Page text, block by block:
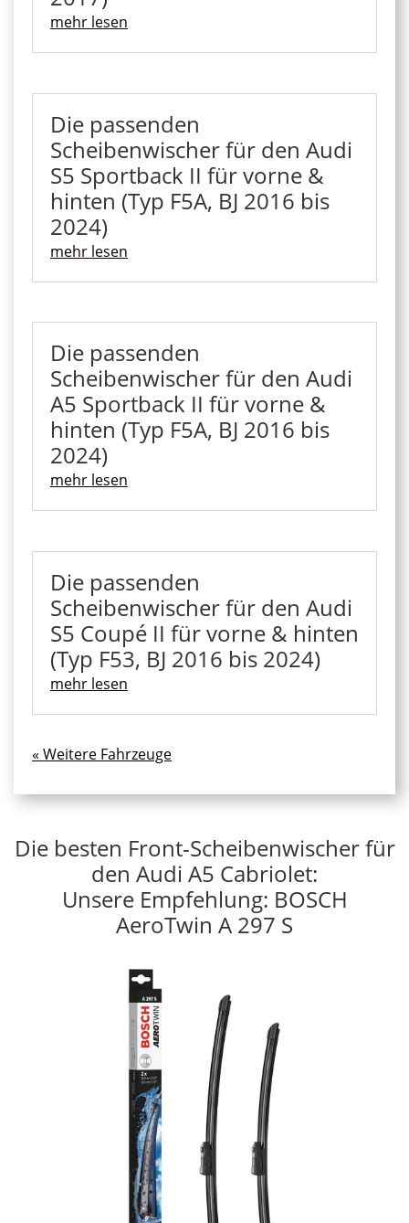
mehr lesen
Die passenden
Scheibenwischer für den Audi
S5 Sportback II für vorne &
hinten (Typ F5A, BJ 2016 bis
2024)
mehr lesen
Die passenden
Scheibenwischer für den Audi
A5 Sportback II für vorne &
hinten (Typ F5A, BJ 2016 bis
2024)
mehr lesen
Die passenden
Scheibenwischer für den Audi
S5 Coupé II für vorne & hinten
(Typ F53, BJ 2016 bis 2024)
mehr lesen
Die besten Front-Scheibenwischer für
den Audi A5 Cabriolet:
Unsere Empfehlung: BOSCH
AeroTwin A 297 S